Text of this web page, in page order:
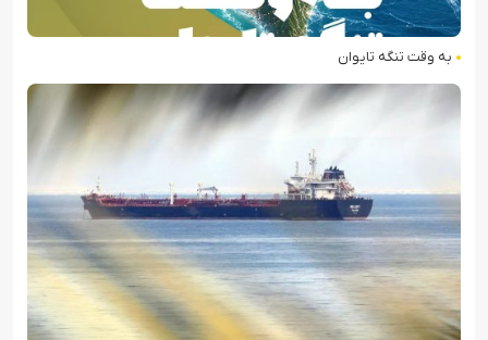
به وقت تنگه تایوان